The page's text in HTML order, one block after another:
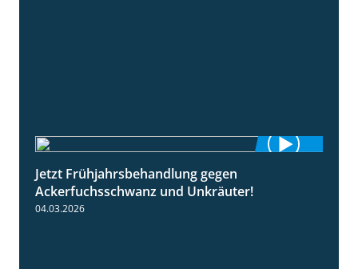
Jetzt Frühjahrsbehandlung gegen
Ackerfuchsschwanz und Unkräuter!
04.03.2026